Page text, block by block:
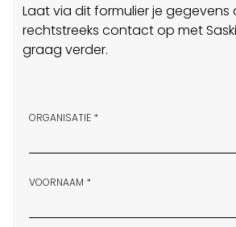
Laat via dit formulier je
rechtstreeks contact op met
graag verder.
ORGANISATIE *
VOORNAAM *